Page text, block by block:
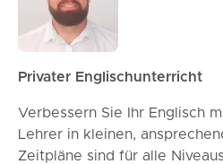
Privater Englischunterricht
Verbessern Sie Ihr Englisch
Lehrer in kleinen,
Zeitpläne sind für alle